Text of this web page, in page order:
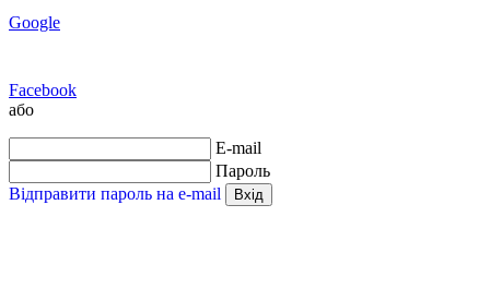
Google
Facebook
або
E-mail
Пароль
Відправити пароль на e-mail
Вхід